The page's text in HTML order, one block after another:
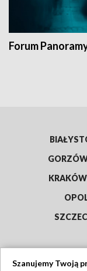
Forum
KRAKÓW
Szanujemy Twoją